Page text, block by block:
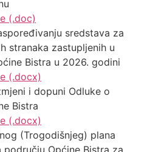
(.doc)
sredstava za
stranaka zastupljenih u
Bistra u 2026. godini
(.docx)
i dopuni Odluke o
Bistra
(.docx)
(Trogodišnjeg) plana